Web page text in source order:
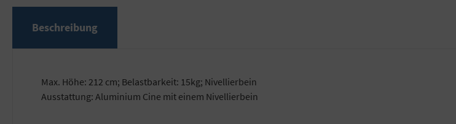
Beschreibung
Max. Höhe: 212 cm; Belastbarkeit: 15kg; Nivellierbein
Ausstattung: Aluminium Cine mit einem Nivellierbein